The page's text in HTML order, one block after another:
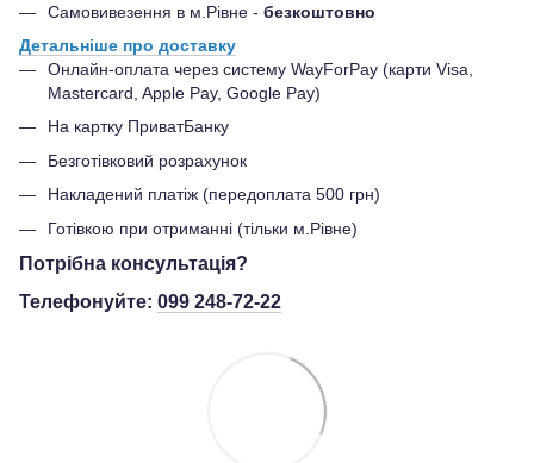
Самовивезення в м.Рівне - безкоштовно
Детальніше про доставку
Онлайн-оплата через систему WayForPay (карти Visa,
Mastercard, Apple Pay, Google Pay)
На картку ПриватБанку
Безготівковий розрахунок
Накладений платіж (передоплата 500 грн)
Готівкою при отриманні (тільки м.Рівне)
Потрібна консультація?
Телефонуйте: 099 248-72-22